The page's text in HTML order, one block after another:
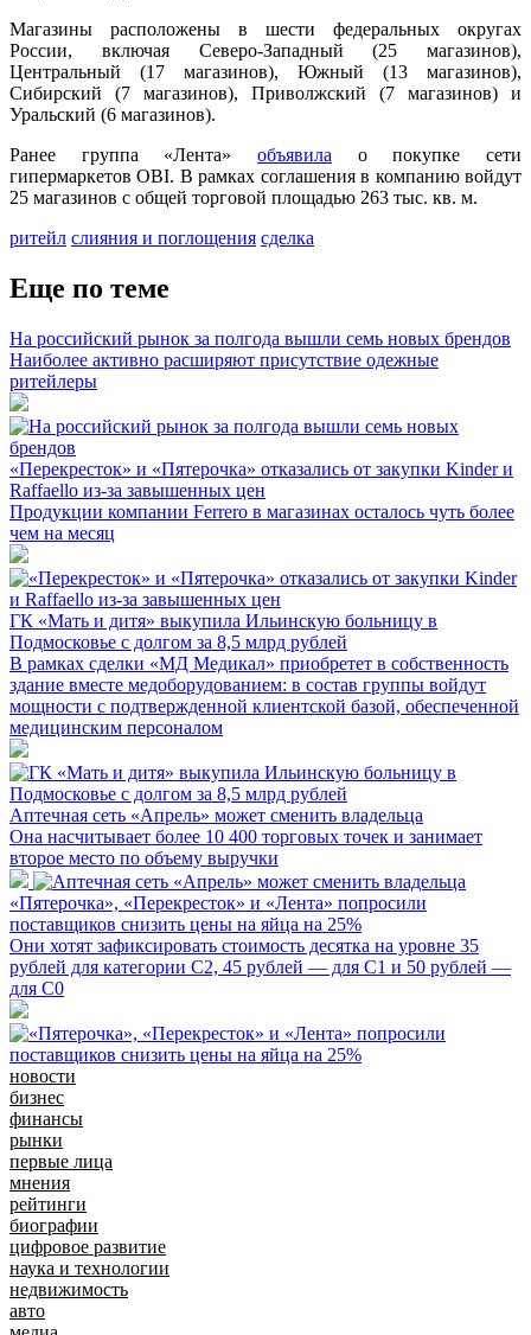
Магазины расположены в шести федеральных округах
России, включая Северо-Западный (25 магазинов),
Центральный (17 магазинов), Южный (13 магазинов),
Сибирский (7 магазинов), Приволжский (7 магазинов) и
Уральский (6 магазинов).
Ранее группа «Лента» объявила о покупке сети
гипермаркетов OBI. В рамках соглашения в компанию войдут
25 магазинов с общей торговой площадью 263 тыс. кв. м.
ритейл слияния и поглощения сделка
Еще по теме
На российский рынок за полгода вышли семь новых брендов
Наиболее активно расширяют присутствие одежные
ритейлеры
«Перекресток» и «Пятерочка» отказались от закупки Kinder и
Raffaello из-за завышенных цен
Продукции компании Ferrero в магазинах осталось чуть более
чем на месяц
ГК «Мать и дитя» выкупила Ильинскую больницу в
Подмосковье с долгом за 8,5 млрд рублей
В рамках сделки «МД Медикал» приобретет в собственность
здание вместе медоборудованием: в состав группы войдут
мощности с подтвержденной клиентской базой, обеспеченной
медицинским персоналом
Аптечная сеть «Апрель» может сменить владельца
Она насчитывает более 10 400 торговых точек и занимает
второе место по объему выручки
«Пятерочка», «Перекресток» и «Лента» попросили
поставщиков снизить цены на яйца на 25%
Они хотят зафиксировать стоимость десятка на уровне 35
рублей для категории С2, 45 рублей — для С1 и 50 рублей —
для С0
новости
бизнес
финансы
рынки
первые лица
мнения
рейтинги
биографии
цифровое развитие
наука и технологии
недвижимость
авто